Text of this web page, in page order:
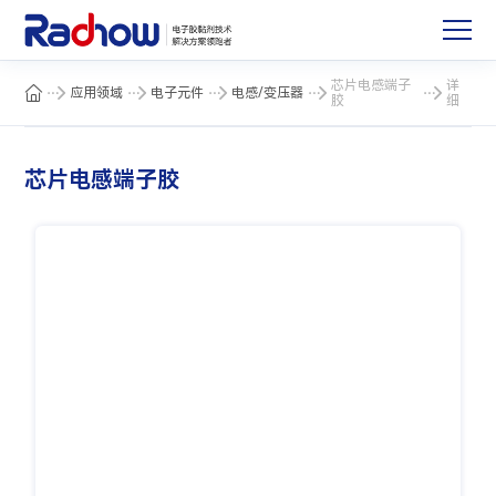
应用领域 电子元件 电感/变压器
芯片电感端子
胶
详
细
芯片电感端子胶